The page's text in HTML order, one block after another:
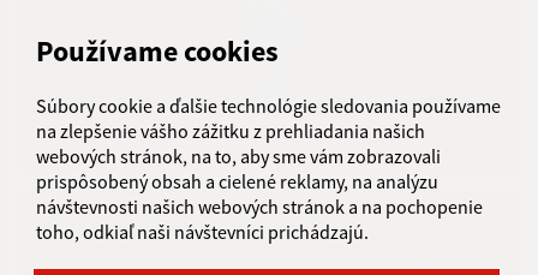
Používame cookies
Súbory cookie a ďalšie technológie sledovania používame
na zlepšenie vášho zážitku z prehliadania našich
webových stránok, na to, aby sme vám zobrazovali
prispôsobený obsah a cielené reklamy, na analýzu
návštevnosti našich webových stránok a na pochopenie
toho, odkiaľ naši návštevníci prichádzajú.
76. výročie ukončenia II. svetovej vojny